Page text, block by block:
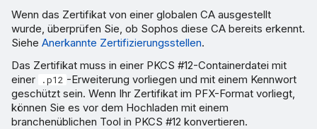
Wenn das Zertifikat von einer globalen CA ausgestellt
wurde, überprüfen Sie, ob Sophos diese CA bereits erkennt.
Siehe Anerkannte Zertifizierungsstellen.
Das Zertifikat muss in einer PKCS #12-Containerdatei mit
einer
.p12 -Erweiterung vorliegen und mit einem Kennwort
geschützt sein. Wenn Ihr Zertifikat im PFX-Format vorliegt,
können Sie es vor dem Hochladen mit einem
branchenüblichen Tool in PKCS #12 konvertieren.